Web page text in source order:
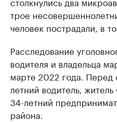
трое
человек пострадали, в
Расследование
водителя и владельца
марте 2022 года. Перед
летний водитель,
34-летний
района.